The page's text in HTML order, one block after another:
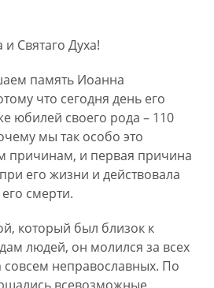
Святаго Духа!
память Иоанна
что сегодня день его
юбилей своего рода – 110
мы так особо это
причинам, и первая причина
его жизни и действовала
смерти.
который был близок к
людей, он молился за всех
неправославных. По